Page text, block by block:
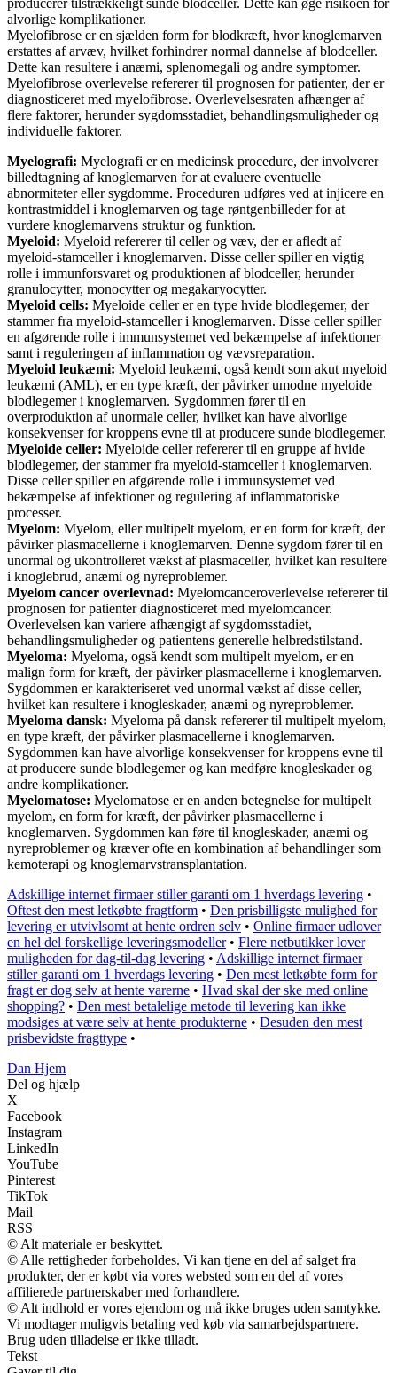
alvorlige komplikationer.
Myelofibrose er en sjælden form for blodkræft, hvor knoglemarven
erstattes af arvæv, hvilket forhindrer normal dannelse af blodceller.
Dette kan resultere i anæmi, splenomegali og andre symptomer.
Myelofibrose overlevelse refererer til prognosen for patienter, der er
diagnosticeret med myelofibrose. Overlevelsesraten afhænger af
flere faktorer, herunder sygdomsstadiet, behandlingsmuligheder og
individuelle faktorer.
Myelografi: Myelografi er en medicinsk procedure, der involverer
billedtagning af knoglemarven for at evaluere eventuelle
abnormiteter eller sygdomme. Proceduren udføres ved at injicere en
kontrastmiddel i knoglemarven og tage røntgenbilleder for at
vurdere knoglemarvens struktur og funktion.
Myeloid: Myeloid refererer til celler og væv, der er afledt af
myeloid-stamceller i knoglemarven. Disse celler spiller en vigtig
rolle i immunforsvaret og produktionen af blodceller, herunder
granulocytter, monocytter og megakaryocytter.
Myeloid cells: Myeloide celler er en type hvide blodlegemer, der
stammer fra myeloid-stamceller i knoglemarven. Disse celler spiller
en afgørende rolle i immunsystemet ved bekæmpelse af infektioner
samt i reguleringen af inflammation og vævsreparation.
Myeloid leukæmi: Myeloid leukæmi, også kendt som akut myeloid
leukæmi (AML), er en type kræft, der påvirker umodne myeloide
blodlegemer i knoglemarven. Sygdommen fører til en
overproduktion af unormale celler, hvilket kan have alvorlige
konsekvenser for kroppens evne til at producere sunde blodlegemer.
Myeloide celler: Myeloide celler refererer til en gruppe af hvide
blodlegemer, der stammer fra myeloid-stamceller i knoglemarven.
Disse celler spiller en afgørende rolle i immunsystemet ved
bekæmpelse af infektioner og regulering af inflammatoriske
processer.
Myelom: Myelom, eller multipelt myelom, er en form for kræft, der
påvirker plasmacellerne i knoglemarven. Denne sygdom fører til en
unormal og ukontrolleret vækst af plasmaceller, hvilket kan resultere
i knoglebrud, anæmi og nyreproblemer.
Myelom cancer overlevnad: Myelomcanceroverlevelse refererer til
prognosen for patienter diagnosticeret med myelomcancer.
Overlevelsen kan variere afhængigt af sygdomsstadiet,
behandlingsmuligheder og patientens generelle helbredstilstand.
Myeloma: Myeloma, også kendt som multipelt myelom, er en
malign form for kræft, der påvirker plasmacellerne i knoglemarven.
Sygdommen er karakteriseret ved unormal vækst af disse celler,
hvilket kan resultere i knogleskader, anæmi og nyreproblemer.
Myeloma dansk: Myeloma på dansk refererer til multipelt myelom,
en type kræft, der påvirker plasmacellerne i knoglemarven.
Sygdommen kan have alvorlige konsekvenser for kroppens evne til
at producere sunde blodlegemer og kan medføre knogleskader og
andre komplikationer.
Myelomatose: Myelomatose er en anden betegnelse for multipelt
myelom, en form for kræft, der påvirker plasmacellerne i
knoglemarven. Sygdommen kan føre til knogleskader, anæmi og
nyreproblemer og kræver ofte en kombination af behandlinger som
kemoterapi og knoglemarvstransplantation.
Adskillige internet firmaer stiller garanti om 1 hverdags levering •
Oftest den mest letkøbte fragtform • Den prisbilligste mulighed for
levering er utvivlsomt at hente ordren selv • Online firmaer udlover
en hel del forskellige leveringsmodeller• Flere netbutikker lover
muligheden for dag-til-dag levering • Adskillige internet firmaer
stiller garanti om 1 hverdags levering • Den mest letkøbte form for
fragt er dog selv at hente varerne • Hvad skal der ske med online
shopping? • Den mest betalelige metode til levering kan ikke
modsiges at være selv at hente produkterne • Desuden den mest
prisbevidste fragttype •
Dan Hjem
Del og hjælp
X
Facebook
Instagram
LinkedIn
YouTube
Pinterest
TikTok
Mail
RSS
© Alt materiale er beskyttet.
© Alle rettigheder forbeholdes. Vi kan tjene en del af salget fra
produkter, der er købt via vores websted som en del af vores
affilierede partnerskaber med forhandlere.
© Alt indhold er vores ejendom og må ikke bruges uden samtykke.
Vi modtager muligvis betaling ved køb via samarbejdspartnere.
Brug uden tilladelse er ikke tilladt.
Tekst